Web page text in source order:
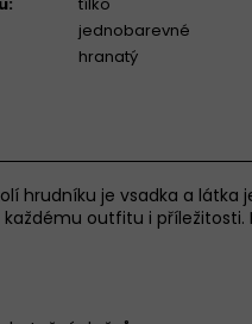
jednobarevné
hranatý
hrudníku je vsadka a látka
outfitu i